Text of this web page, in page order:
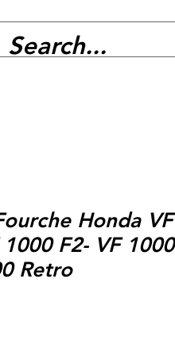
Honda VF
1000 F2- VF 1000
Retro